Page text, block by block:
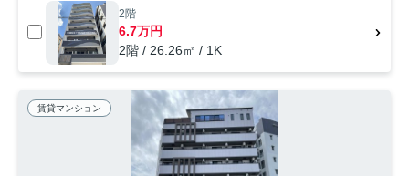
2階
6.7万円
2階 / 26.26㎡ / 1K
賃貸マンション